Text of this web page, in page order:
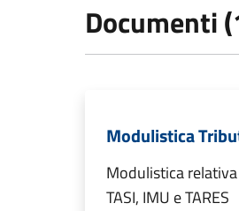
Documenti
Modulistica
Modulistica
TASI, IMU e TARES